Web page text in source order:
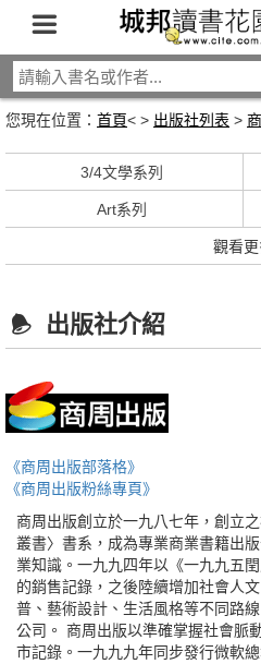
您現在位置： 首頁< > 出版社列表 >
3/4文學系列
Art系列
觀看更
出版社介紹
《商周出版部落格》
《商周出版粉絲專頁》
商周出版創立於一九八七年，創立
叢書〉書系，成為專業商業書籍出
業知識。一九九四年以《一九九五
的銷售記錄，之後陸續增加社會人
普、藝術設計、生活風格等不同路
公司。 商周出版以準確掌握社會脈
市記錄。一九九九年同步發行微軟